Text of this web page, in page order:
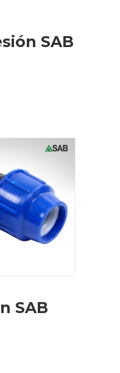
SAB
SAB